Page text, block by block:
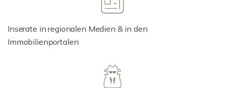
Inserate in regionalen Medien & in den
Immobilienportalen